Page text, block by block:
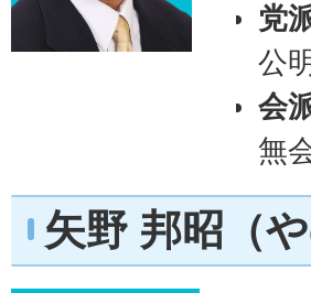
党
公
会
無
矢野 邦昭（